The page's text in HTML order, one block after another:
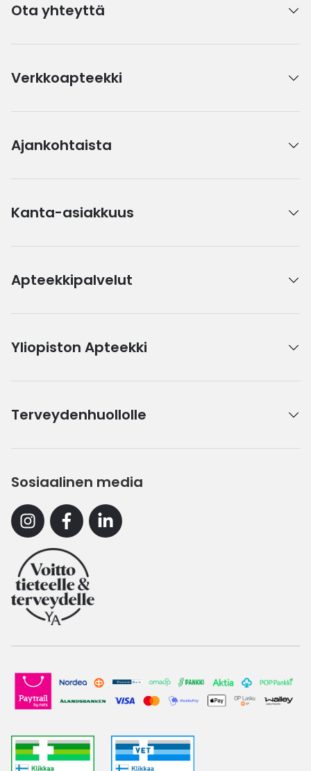
Ota yhteyttä
Verkkoapteekki
Ajankohtaista
Kanta-asiakkuus
Apteekkipalvelut
Yliopiston Apteekki
Terveydenhuollolle
Sosiaalinen media
InstagramFacebookLinkedin